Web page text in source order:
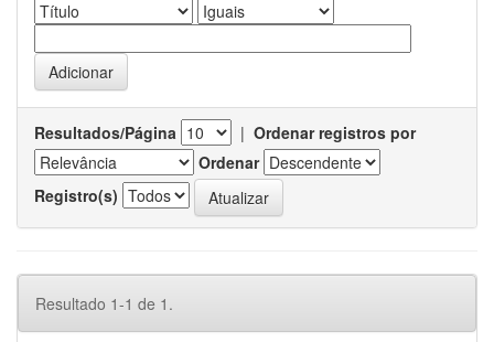
Resultados/Página | Ordenar registros por
Ordenar
Registro(s)
Resultado 1-1 de 1.